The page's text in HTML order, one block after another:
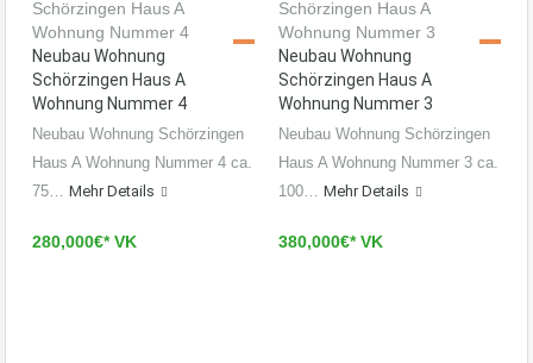
Neubau Wohnung
Schörzingen Haus A
Wohnung Nummer 4
Neubau Wohnung Schörzingen
Haus A Wohnung Nummer 4 ca.
75… Mehr Details
280,000€* VK
Neubau Wohnung
Schörzingen Haus A
Wohnung Nummer 3
Neubau Wohnung Schörzingen
Haus A Wohnung Nummer 3 ca.
100… Mehr Details
380,000€* VK